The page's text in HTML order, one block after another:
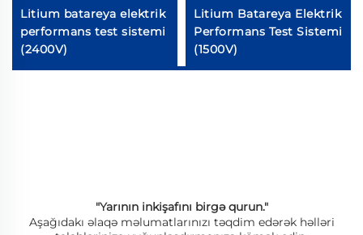
Litium batareya elektrik
performans test sistemi
(2400V)
Litium Batareya Elektrik
Performans Test Sistemi
(1500V)
"Yarının inkişafını birgə qurun."
Aşağıdakı əlaqə məlumatlarınızı təqdim edərək həlləri